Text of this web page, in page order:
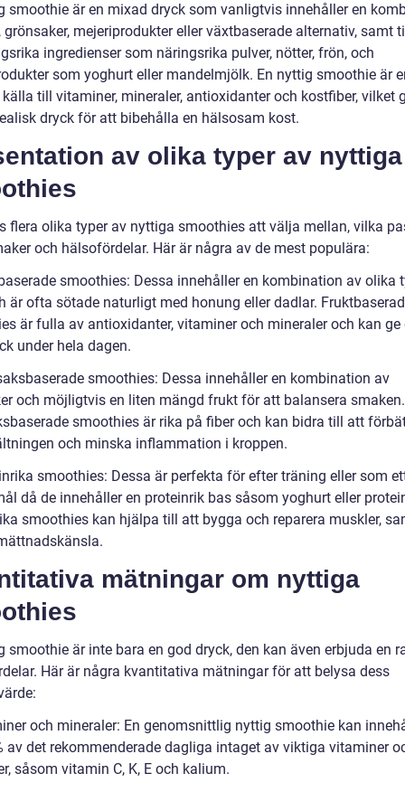
smoothie är en mixad dryck som vanligtvis innehåller en
grönsaker, mejeriprodukter eller växtbaserade alternativ, samt
ingredienser som näringsrika pulver, nötter, frön, och
som yoghurt eller mandelmjölk. En nyttig smoothie är
till vitaminer, mineraler, antioxidanter och kostfiber, vilket
dryck för att bibehålla en hälsosam kost.
av olika typer av nyttiga
flera olika typer av nyttiga smoothies att välja mellan, vilka
och hälsofördelar. Här är några av de mest populära:
smoothies: Dessa innehåller en kombination av olika
är ofta sötade naturligt med honung eller dadlar.
är fulla av antioxidanter, vitaminer och mineraler och kan ge
under hela dagen.
smoothies: Dessa innehåller en kombination av
och möjligtvis en liten mängd frukt för att balansera smaken.
smoothies är rika på fiber och kan bidra till att
och minska inflammation i kroppen.
smoothies: Dessa är perfekta för efter träning eller som
då de innehåller en proteinrik bas såsom yoghurt eller
smoothies kan hjälpa till att bygga och reparera muskler,
mätningar om nyttiga
smoothie är inte bara en god dryck, den kan även erbjuda en
Här är några kvantitativa mätningar för att belysa dess
och mineraler: En genomsnittlig nyttig smoothie kan
av det rekommenderade dagliga intaget av viktiga vitaminer
såsom vitamin C, K, E och kalium.